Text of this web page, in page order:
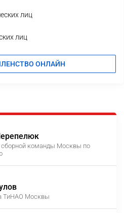
лиц
лиц
ОНЛАЙН
сборной команды Москвы по
ТиНАО Москвы